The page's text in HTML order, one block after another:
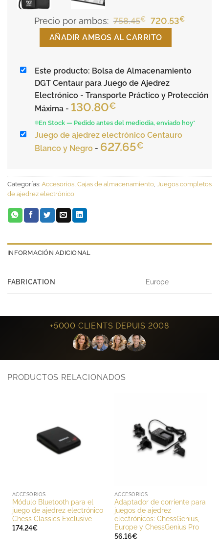
Precio por ambos: 758.45€
El
precio
original
758.45€.
720.53€El
AÑADIR AMBOS AL CARRITO
Este producto: Bolsa de Almacenamiento
DGT Centaur para Juego de Ajedrez
Electrónico - Transporte Práctico y Protección
Máxima - 130.80€
En Stock — Pedido antes del mediodía, enviado hoy*
Juego de ajedrez electrónico Centauro
Blanco y Negro - 627.65€
Categorías: Accesorios Cajas de almacenamiento Juegos completos
de ajedrez electrónico
INFORMACIÓN ADICIONAL
FABRICATION Europe
+5000 CLIENTS DEPUIS 2008
PRODUCTOS RELACIONADOS
ACCESORIOS
Módulo Bluetooth para el
juego de ajedrez electrónico
Chess Classics Exclusive
174.24€
ACCESORIOS
Adaptador de corriente para
juegos de ajedrez
electrónicos: ChessGenius,
Europe y ChessGenius Pro
56.16€